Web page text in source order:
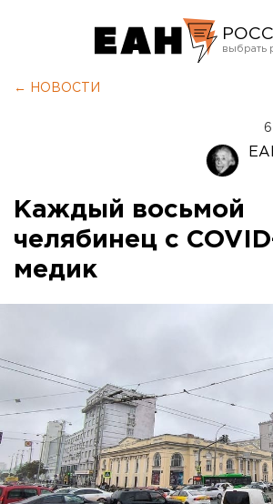
← НОВОСТИ
Каждый восьмой
челябинец с
медик